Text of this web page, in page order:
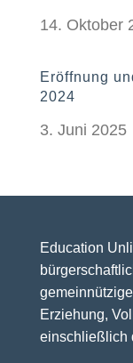
14. Oktober
Eröffnung
2024
3. Juni 2025
Education
Erziehung,
einschließlich